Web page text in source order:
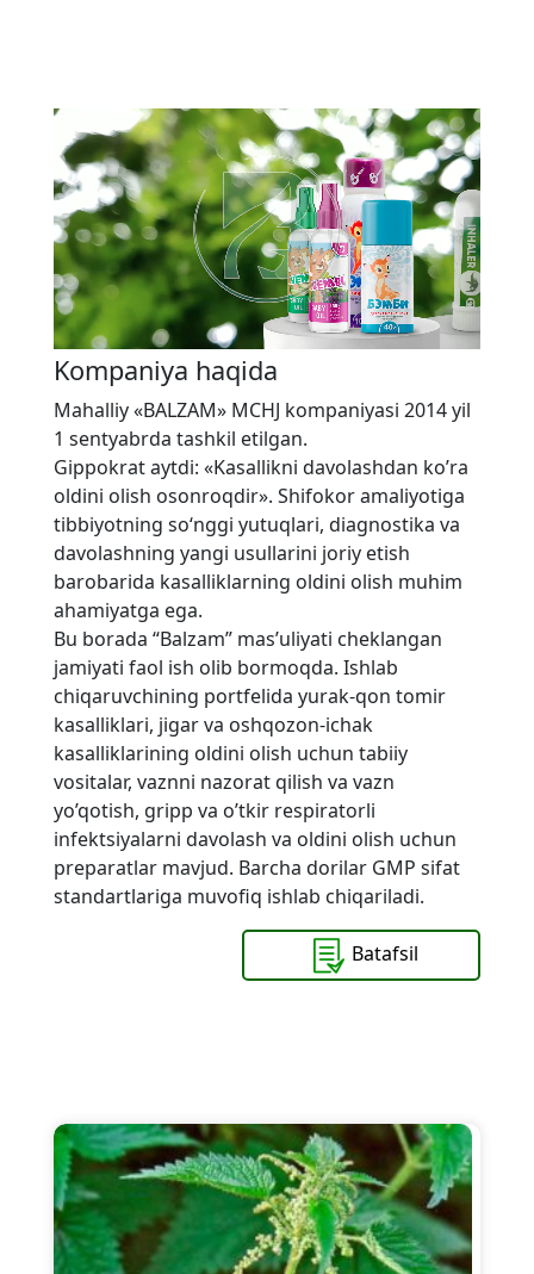
Kompaniya haqida
Mahalliy «BALZAM» MCHJ kompaniyasi 2014 yil
1 sentyabrda tashkil etilgan.
Gippokrat aytdi: «Kasallikni davolashdan ko’ra
oldini olish osonroqdir». Shifokor amaliyotiga
tibbiyotning so‘nggi yutuqlari, diagnostika va
davolashning yangi usullarini joriy etish
barobarida kasalliklarning oldini olish muhim
ahamiyatga ega.
Bu borada “Balzam” mas’uliyati cheklangan
jamiyati faol ish olib bormoqda. Ishlab
chiqaruvchining portfelida yurak-qon tomir
kasalliklari, jigar va oshqozon-ichak
kasalliklarining oldini olish uchun tabiiy
vositalar, vaznni nazorat qilish va vazn
yo’qotish, gripp va o’tkir respiratorli
infektsiyalarni davolash va oldini olish uchun
preparatlar mavjud. Barcha dorilar GMP sifat
standartlariga muvofiq ishlab chiqariladi.
Batafsil